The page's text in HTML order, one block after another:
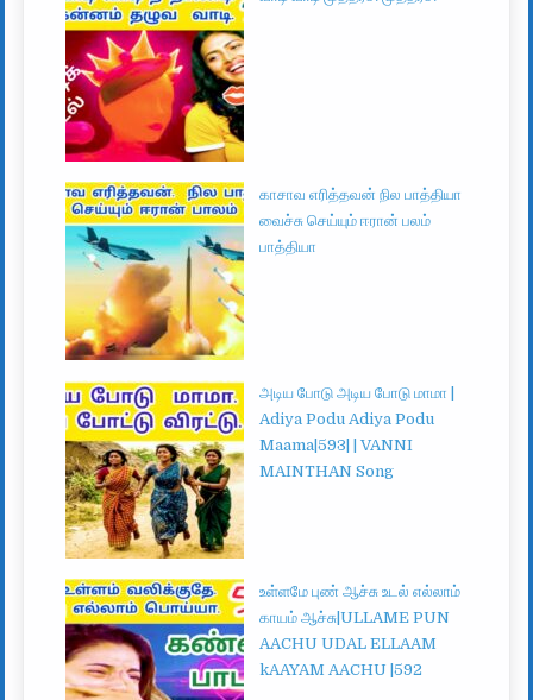
காசாவ எரித்தவன் நில பாத்தியா
வைச்சு செய்யும் ஈரான் பலம்
பாத்தியா
அடிய போடு அடிய போடு மாமா |
Adiya Podu Adiya Podu
Maama|593| | VANNI
MAINTHAN Song
உள்ளமே புண் ஆச்சு உடல் எல்லாம்
காயம் ஆச்சு|ULLAME PUN
AACHU UDAL ELLAAM
kAAYAM AACHU |592